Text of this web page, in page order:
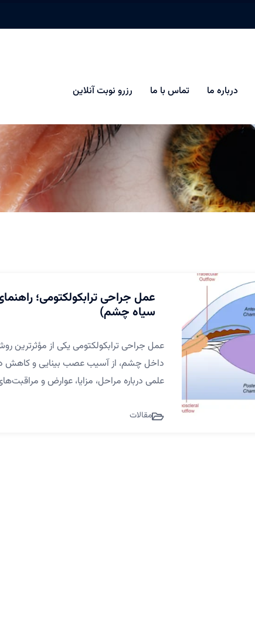
درباره ما تماس با ما رزرو نوبت آنلاین
عمل جراحی ترابکولکتومی؛
سیاه چشم)
عمل جراحی ترابکولکتومی یکی از
داخل چشم، از آسیب عصب بینایی و کاهش
علمی درباره مراحل، مزایا، عوارض و
مقالات